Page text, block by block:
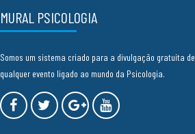
MURAL PSICOLOGIA
Somos um sistema criado para a divulgação gratuita de
qualquer evento ligado ao mundo da Psicologia.